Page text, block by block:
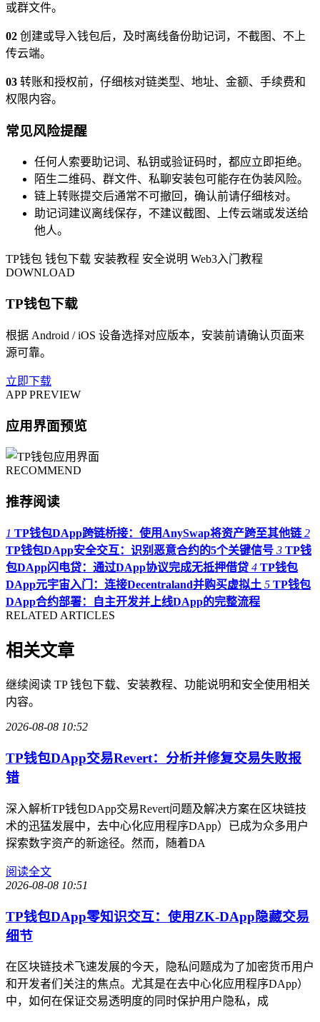
或群文件。
02 创建或导入钱包后，及时离线备份助记词，不截图、不上
传云端。
03 转账和授权前，仔细核对链类型、地址、金额、手续费和
权限内容。
常见风险提醒
任何人索要助记词、私钥或验证码时，都应立即拒绝。
陌生二维码、群文件、私聊安装包可能存在伪装风险。
链上转账提交后通常不可撤回，确认前请仔细核对。
助记词建议离线保存，不建议截图、上传云端或发送给
他人。
TP钱包 钱包下载 安装教程 安全说明 Web3入门教程
DOWNLOAD
TP钱包下载
根据 Android / iOS 设备选择对应版本，安装前请确认页面来
源可靠。
立即下载
APP PREVIEW
应用界面预览
RECOMMEND
推荐阅读
1 TP钱包DApp跨链桥接：使用AnySwap将资产跨至其他链 2
TP钱包DApp安全交互：识别恶意合约的5个关键信号 3 TP钱
包DApp闪电贷：通过DApp协议完成无抵押借贷 4 TP钱包
DApp元宇宙入门：连接Decentraland并购买虚拟土 5 TP钱包
DApp合约部署：自主开发并上线DApp的完整流程
RELATED ARTICLES
相关文章
继续阅读 TP 钱包下载、安装教程、功能说明和安全使用相关
内容。
2026-08-08 10:52
TP钱包DApp交易Revert：分析并修复交易失败报
错
深入解析TP钱包DApp交易Revert问题及解决方案在区块链技
术的迅猛发展中，去中心化应用程序DApp）已成为众多用户
探索数字资产的新途径。然而，随着DA
阅读全文
2026-08-08 10:51
TP钱包DApp零知识交互：使用ZK-DApp隐藏交易
细节
在区块链技术飞速发展的今天，隐私问题成为了加密货币用户
和开发者们关注的焦点。尤其是在去中心化应用程序DApp）
中，如何在保证交易透明度的同时保护用户隐私，成